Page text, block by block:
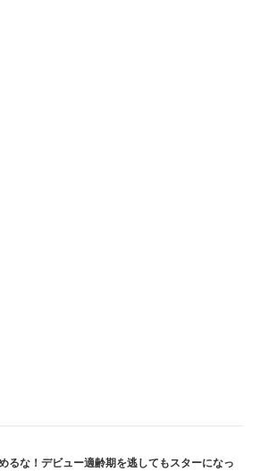
るな！デビュー適齢期を逃してもスターになっ